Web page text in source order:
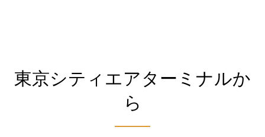
東京シティエアターミナルか
ら